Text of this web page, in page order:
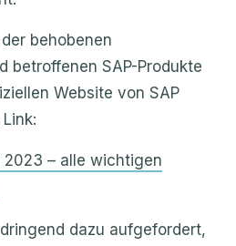
behobenen
betroffenen SAP-Produkte
Website von SAP
2023 – alle wichtigen
dazu aufgefordert,